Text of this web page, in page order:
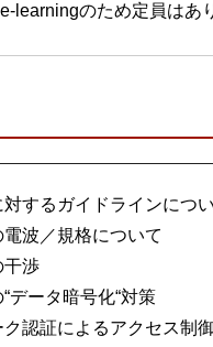
learningのため定員はあ
するガイドラインにつ
波／規格について
干渉
データ暗号化“対策
認証によるアクセス制御